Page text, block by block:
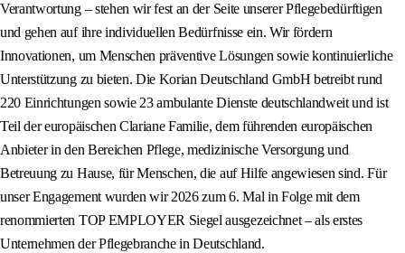
Verantwortung – stehen wir fest an der Seite unserer Pflegebedürftigen
und gehen auf ihre individuellen Bedürfnisse ein. Wir fördern
Innovationen, um Menschen präventive Lösungen sowie kontinuierliche
Unterstützung zu bieten. Die Korian Deutschland GmbH betreibt rund
220 Einrichtungen sowie 23 ambulante Dienste deutschlandweit und ist
Teil der europäischen Clariane Familie, dem führenden europäischen
Anbieter in den Bereichen Pflege, medizinische Versorgung und
Betreuung zu Hause, für Menschen, die auf Hilfe angewiesen sind. Für
unser Engagement wurden wir 2026 zum 6. Mal in Folge mit dem
renommierten TOP EMPLOYER Siegel ausgezeichnet – als erstes
Unternehmen der Pflegebranche in Deutschland.